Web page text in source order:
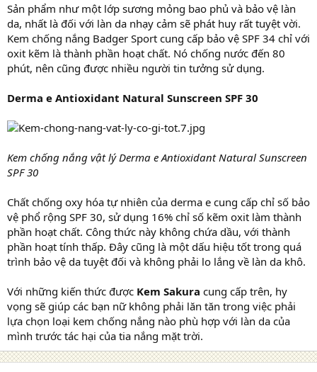
Sản phẩm như một lớp sương mỏng bao phủ và bảo vệ làn
da, nhất là đối với làn da nhạy cảm sẽ phát huy rất tuyệt vời.
Kem chống nắng Badger Sport cung cấp bảo vệ SPF 34 chỉ với
oxit kẽm là thành phần hoạt chất. Nó chống nước đến 80
phút, nên cũng được nhiều người tin tưởng sử dụng.
Derma e Antioxidant Natural Sunscreen SPF 30
Kem chống nắng vật lý Derma e Antioxidant Natural Sunscreen
SPF 30
Chất chống oxy hóa tự nhiên của derma e cung cấp chỉ số bảo
vệ phổ rộng SPF 30, sử dụng 16% chỉ số kẽm oxit làm thành
phần hoạt chất. Công thức này không chứa dầu, với thành
phần hoạt tính thấp. Đây cũng là một dấu hiệu tốt trong quá
trình bảo vệ da tuyệt đối và không phải lo lắng về làn da khô.
Với những kiến thức được Kem Sakura cung cấp trên, hy
vọng sẽ giúp các bạn nữ không phải lăn tăn trong việc phải
lựa chọn loại kem chống nắng nào phù hợp với làn da của
mình trước tác hại của tia nắng mặt trời.